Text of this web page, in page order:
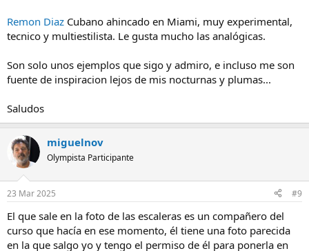
Remon Diaz Cubano ahincado en Miami, muy experimental,
tecnico y multiestilista. Le gusta mucho las analógicas.
Son solo unos ejemplos que sigo y admiro, e incluso me son
fuente de inspiracion lejos de mis nocturnas y plumas...
Saludos
miguelnov
Olympista Participante
23 Mar 2025 #9
El que sale en la foto de las escaleras es un compañero del
curso que hacía en ese momento, él tiene una foto parecida
en la que salgo yo y tengo el permiso de él para ponerla en